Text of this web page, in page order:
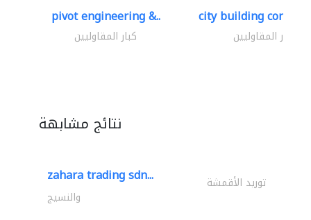
pivot engineering &..
كبار المقاوليين
city building
كبار المقاوليين
نتائج مشابهة
zahara trading sdn... توريد الأقمشة
والنسيج